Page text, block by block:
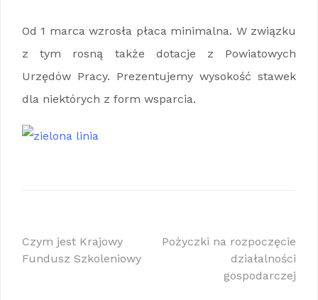
Od 1 marca wzrosła płaca minimalna. W związku
z tym rosną także dotacje z Powiatowych
Urzędów Pracy. Prezentujemy wysokość stawek
dla niektórych z form wsparcia.
Nawigacja
Czym jest Krajowy
Fundusz Szkoleniowy
Pożyczki na rozpoczęcie
działalności
gospodarczej